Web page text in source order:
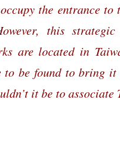
the entrance
this
are located in
be found to bring
it be to